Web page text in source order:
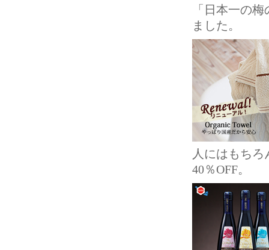
「日本一の
ました。
人にはもち
40％OFF。